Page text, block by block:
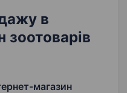
в
зоотоварів
магазин